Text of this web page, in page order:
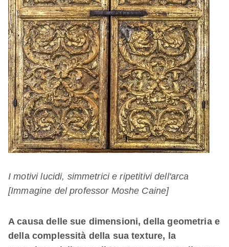
I motivi lucidi, simmetrici e ripetitivi dell'arca
[Immagine del professor Moshe Caine]
A causa delle sue dimensioni, della geometria e
della complessità della sua texture, la